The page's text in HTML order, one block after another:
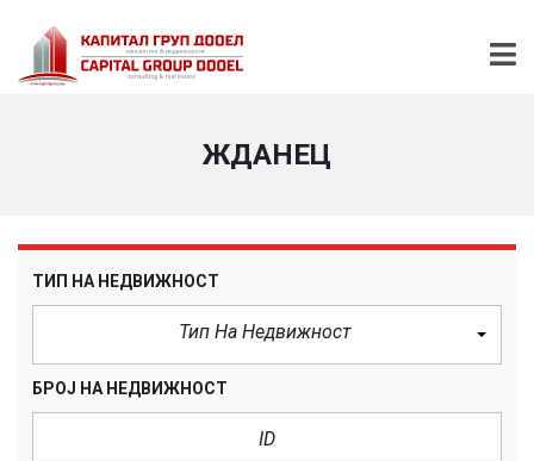
ЖДАНЕЦ
ТИП НА НЕДВИЖНОСТ
Тип На Недвижност
БРОЈ НА НЕДВИЖНОСТ